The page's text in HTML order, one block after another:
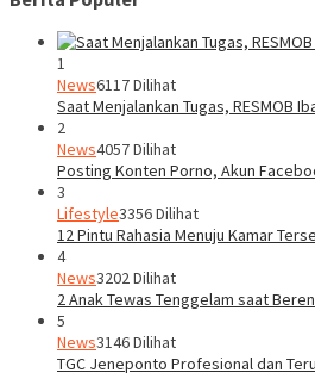
1
News6117 Dilihat
Saat Menjalankan Tugas, RESMOB
2
News4057 Dilihat
Posting Konten Porno, Akun
3
Lifestyle3356 Dilihat
12 Pintu Rahasia Menuju Kamar
4
News3202 Dilihat
2 Anak Tewas Tenggelam saat
5
News3146 Dilihat
TGC Jeneponto Profesional dan